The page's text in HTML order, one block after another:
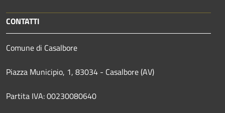
CONTATTI
Comune di Casalbore
Piazza Municipio, 1, 83034 - Casalbore (AV)
Partita IVA: 00230080640